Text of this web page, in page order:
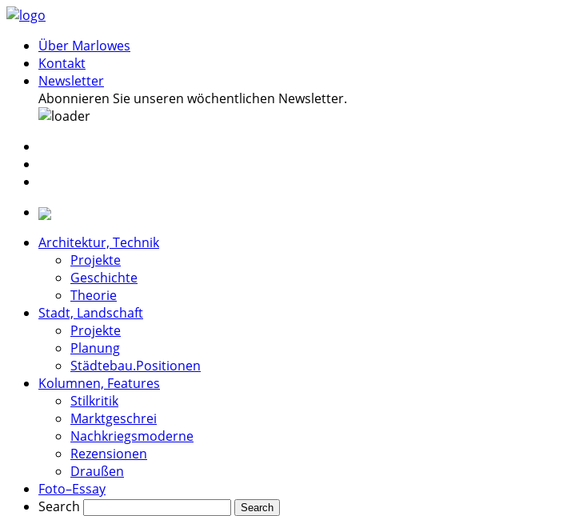
Über Marlowes
Kontakt
Newsletter
Abonnieren Sie unseren wöchentlichen Newsletter.
Architektur, Technik
Projekte
Geschichte
Theorie
Stadt, Landschaft
Projekte
Planung
Städtebau.Positionen
Kolumnen, Features
Stilkritik
Marktgeschrei
Nachkriegsmoderne
Rezensionen
Draußen
Foto–Essay
Search